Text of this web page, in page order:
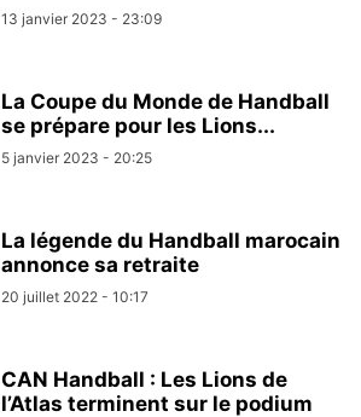
13 janvier 2023 - 23:09
La Coupe du Monde de Handball
se prépare pour les Lions...
5 janvier 2023 - 20:25
La légende du Handball marocain
annonce sa retraite
20 juillet 2022 - 10:17
CAN Handball : Les Lions de
l’Atlas terminent sur le podium